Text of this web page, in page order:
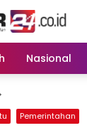
Nasional
Pemerintahan